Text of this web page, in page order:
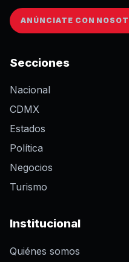
ANÚNCIATE CON
Secciones
Nacional
CDMX
Estados
Política
Negocios
Turismo
Institucional
Quiénes somos